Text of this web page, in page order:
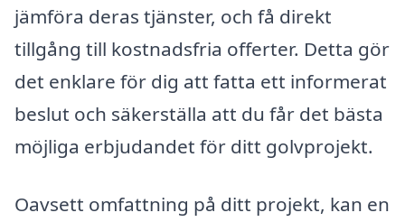
jämföra deras tjänster, och få direkt
tillgång till kostnadsfria offerter. Detta gör
det enklare för dig att fatta ett informerat
beslut och säkerställa att du får det bästa
möjliga erbjudandet för ditt golvprojekt.
Oavsett omfattning på ditt projekt, kan en